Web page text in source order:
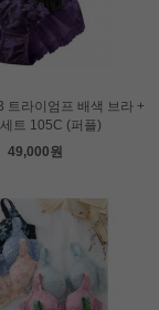
트라이엄프 배색 브라 +
트 105C (퍼플)
49,000원